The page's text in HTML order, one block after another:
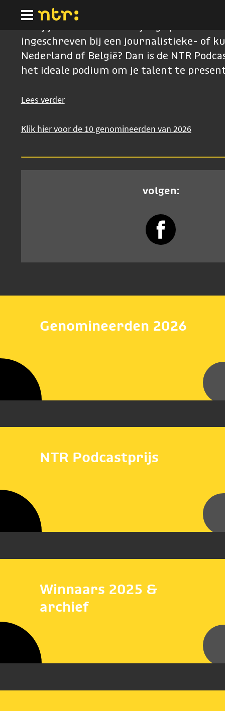
hoofdinhoud
Ben jij een enthousiaste jonge
ingeschreven bij een journalistieke- of
Nederland of België? Dan is de NTR
het ideale podium om je talent te
Lees verder
Klik hier voor de 10 genomineerden van 2026
volgen:
Genomineerden 2026
NTR Podcastprijs
Winnaars 2025 &
archief